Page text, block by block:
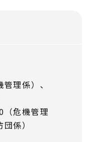
理係）、
危機管理
係）